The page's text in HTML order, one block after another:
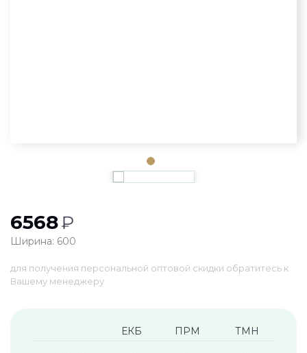
6568₽
Ширина: 600
для получения персональной оптовой скидки обратитесь к
Вашему менеджеру
ЕКБ ПРМ ТМН